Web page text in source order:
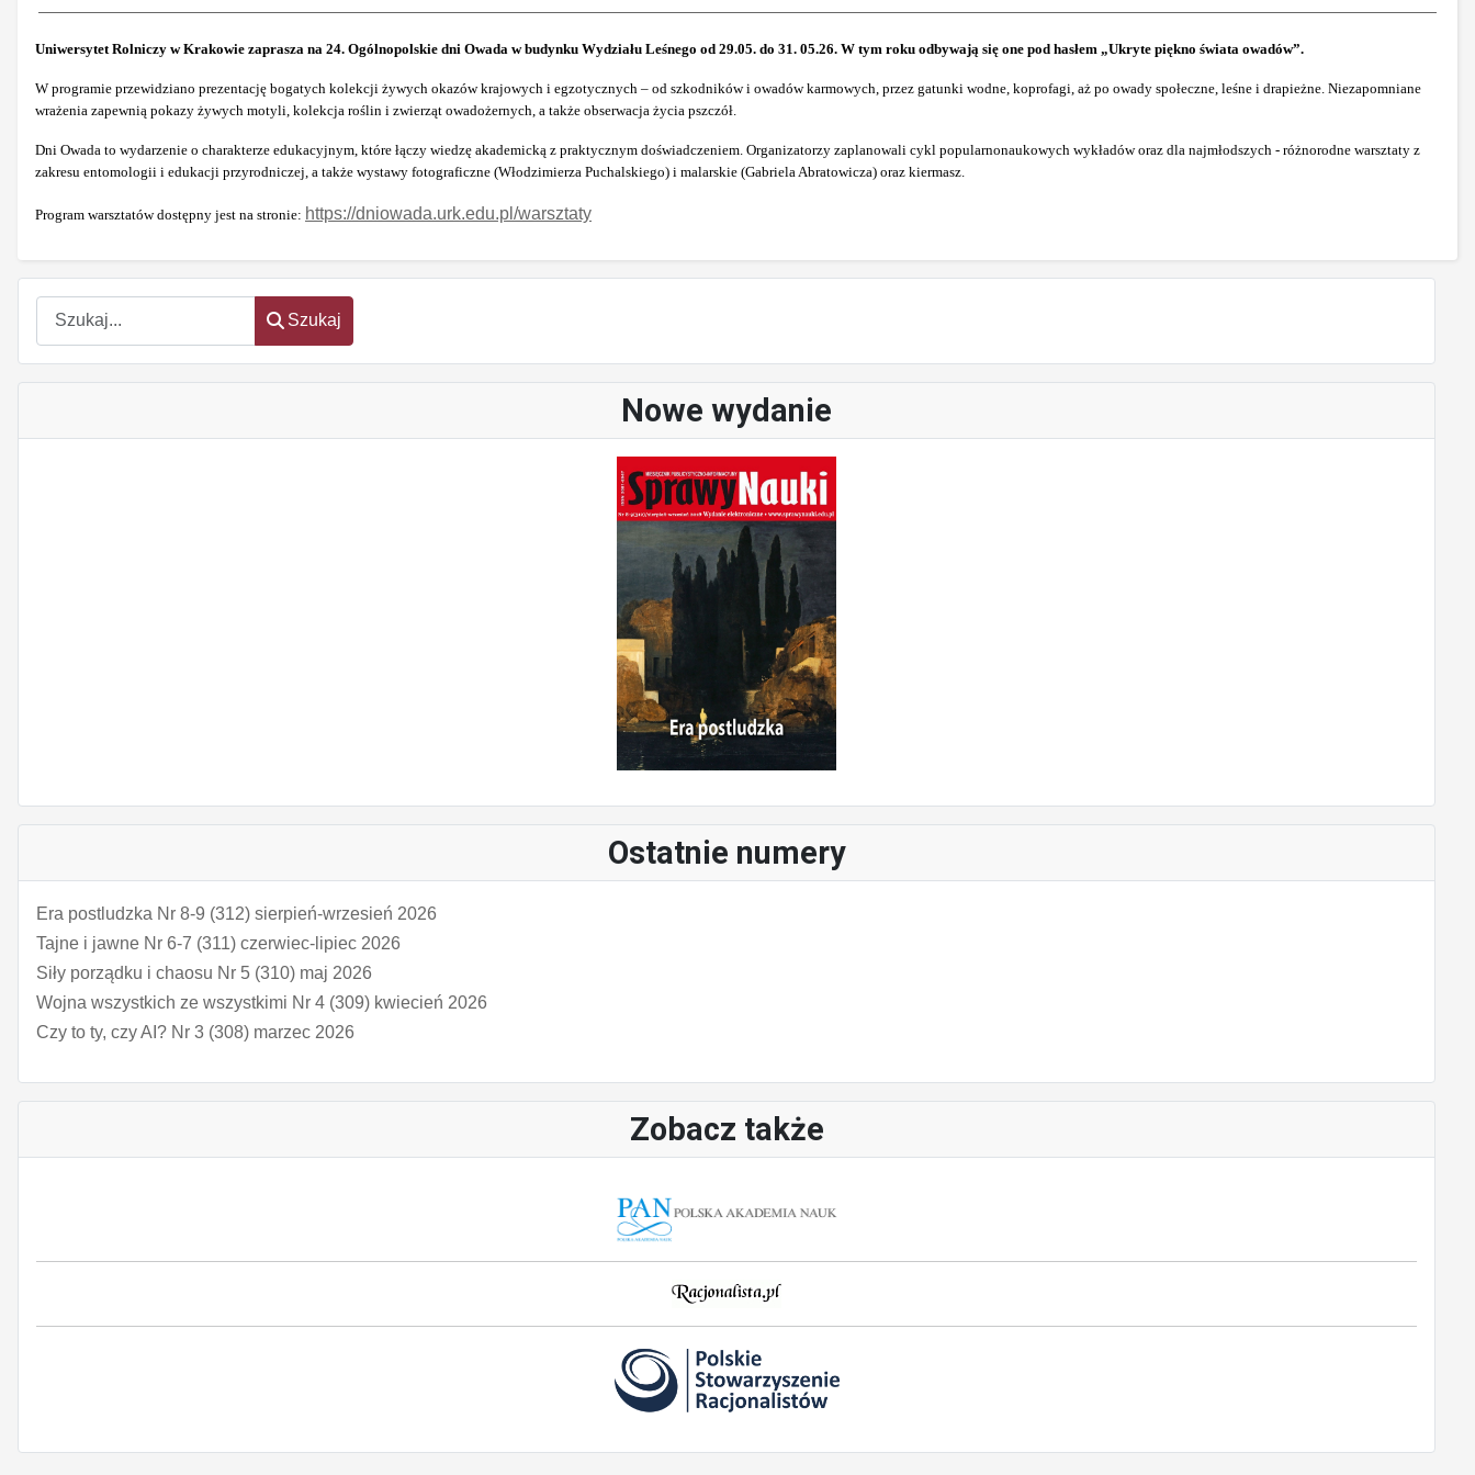
Szukaj
Szukaj
Nowe wydanie
Ostatnie numery
Era postludzka Nr 8-9 (312) sierpień-wrzesień 2026
Tajne i jawne Nr 6-7 (311) czerwiec-lipiec 2026
Siły porządku i chaosu Nr 5 (310) maj 2026
Wojna wszystkich ze wszystkimi Nr 4 (309) kwiecień 2026
Czy to ty, czy AI? Nr 3 (308) marzec 2026
Zobacz także
Uniwersytet Rolniczy w Krakowie zaprasza na 24. Ogólnopolskie dni Owada w budynku Wydziału Leśnego od 29.05. do 31. 05.26. W tym roku odbywają się one pod hasłem „Ukryte piękno świata owadów”.
W programie przewidziano prezentację bogatych kolekcji żywych okazów krajowych i egzotycznych – od szkodników i owadów karmowych, przez gatunki wodne, koprofagi, aż po owady społeczne, leśne i drapieżne. Niezapomniane
wrażenia zapewnią pokazy żywych motyli, kolekcja roślin i zwierząt owadożernych, a także obserwacja życia pszczół.
Dni Owada to wydarzenie o charakterze edukacyjnym, które łączy wiedzę akademicką z praktycznym doświadczeniem. Organizatorzy zaplanowali cykl popularnonaukowych wykładów oraz dla najmłodszych - różnorodne warsztaty z
zakresu entomologii i edukacji przyrodniczej, a także wystawy fotograficzne (Włodzimierza Puchalskiego) i malarskie (Gabriela Abratowicza) oraz kiermasz.
Program warsztatów dostępny jest na stronie: https://dniowada.urk.edu.pl/warsztaty